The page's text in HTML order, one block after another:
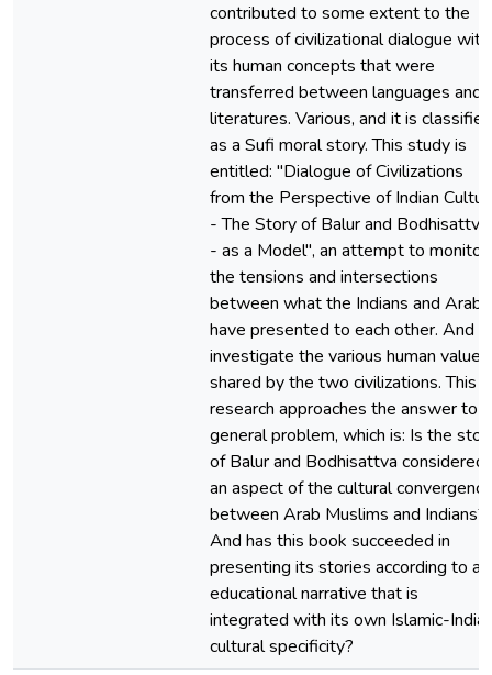
contributed to some extent to the
process of civilizational dialogue with
its human concepts that were
transferred between languages and
literatures. Various, and it is classified
as a Sufi moral story. This study is
entitled: "Dialogue of Civilizations
from the Perspective of Indian
- The Story of Balur and Bodhisattva
- as a Model", an attempt to monitor
the tensions and intersections
between what the Indians and Arabs
have presented to each other. And
investigate the various human values
shared by the two civilizations. This
research approaches the answer to a
general problem, which is: Is the
of Balur and Bodhisattva considered
an aspect of the cultural convergence
between Arab Muslims and Indians?
And has this book succeeded in
presenting its stories according to an
educational narrative that is
integrated with its own Islamic-
cultural specificity?